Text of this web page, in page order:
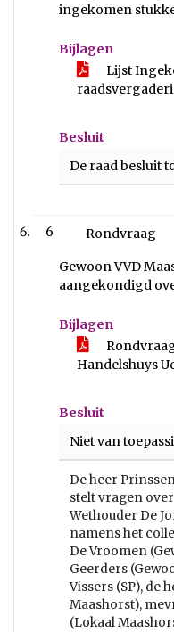
ingekomen
Bijlagen
Lijst
Besluit
De raad besluit
6 Rondvraag
Gewoon VVD
aangekondigd
Bijlagen
Handelshuys
Besluit
Niet van
De heer
stelt vragen
Wethouder De
namens het
De Vroomen
Geerders
Vissers (SP), de
Maashorst),
(Lokaal